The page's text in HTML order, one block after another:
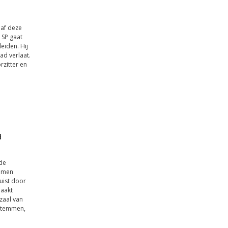
deze
gaat
Hij
verlaat.
en
door
van